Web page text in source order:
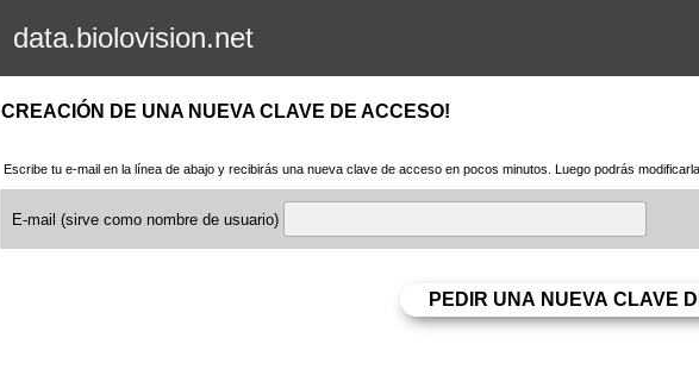
data.biolovision.net
CREACIÓN DE UNA NUEVA CLAVE DE ACCESO!
Escribe tu e-mail en la línea de abajo y recibirás una nueva clave de acceso en pocos minutos. Luego podrás
E-mail (sirve como nombre de usuario)